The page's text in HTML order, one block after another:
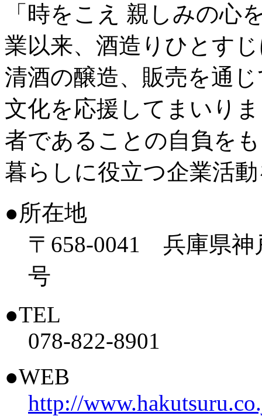
「時をこえ 親しみの心
業以来、酒造りひとす
清酒の醸造、販売を通
文化を応援してまいり
者であることの自負を
暮らしに役立つ企業活
●所在地
〒658-0041 兵庫県神
号
●TEL
078-822-8901
●WEB
http://